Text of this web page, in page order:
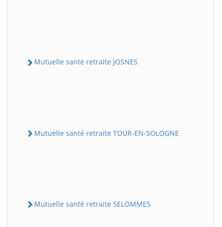
Mutuelle santé retraite JOSNES
Mutuelle santé retraite TOUR-EN-SOLOGNE
Mutuelle santé retraite SELOMMES